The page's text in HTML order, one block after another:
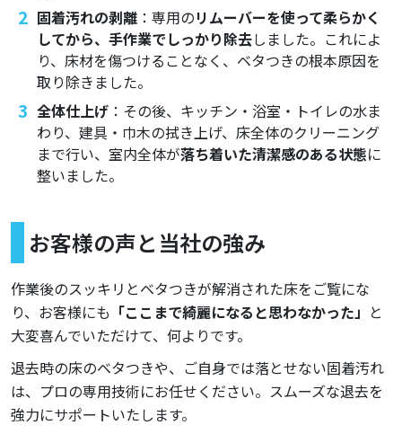
固着汚れの剥離：専用のリムーバーを使って柔らかく
してから、手作業でしっかり除去しました。これによ
り、床材を傷つけることなく、ベタつきの根本原因を
取り除きました。
全体仕上げ：その後、キッチン・浴室・トイレの水ま
わり、建具・巾木の拭き上げ、床全体のクリーニング
まで行い、室内全体が落ち着いた清潔感のある状態に
整いました。
お客様の声と当社の強み
作業後のスッキリとベタつきが解消された床をご覧にな
り、お客様にも 「ここまで綺麗になると思わなかった」 と
大変喜んでいただけて、何よりです。
退去時の床のベタつきや、ご自身では落とせない固着汚れ
は、プロの専用技術にお任せください。スムーズな退去を
強力にサポートいたします。